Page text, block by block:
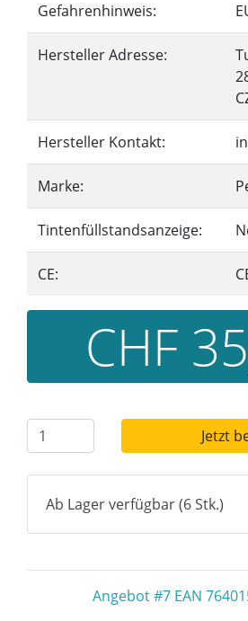
Gefahrenhinweis:
Hersteller Adresse:
Hersteller Kontakt:
Marke:
Tintenfüllstandsanzeige:
CE:
CHF
Jetzt
Ab Lager verfügbar (6 Stk.)
Angebot #7 EAN